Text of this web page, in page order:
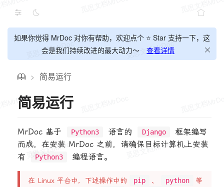
如果你觉得 MrDoc 对你有帮助，欢迎点个 ⭐ Star 支持一下，这
会是我们持续改进的最大动力～
查看详情
> 简易运行
简易运行
MrDoc 基于 Python3 语言的 Django
框架编写
而成，在安装 MrDoc 之前，请确保目标计算机上安装
有
Python3 编程语言。
在 Linux 平台中，下述操作中的 pip 、 python
等